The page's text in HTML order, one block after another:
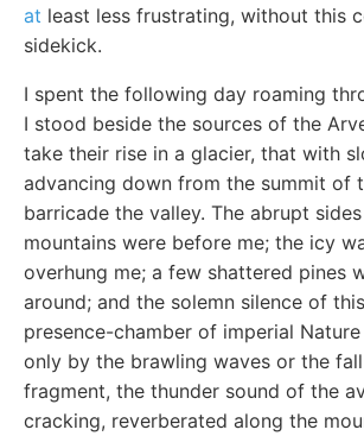
at least less frustrating, without this
sidekick.
I spent the following day roaming
I stood beside the sources of the
take their rise in a glacier, that with
advancing down from the summit of
barricade the valley. The abrupt
mountains were before me; the icy
overhung me; a few shattered pines
around; and the solemn silence of
presence-chamber of imperial
only by the brawling waves or the
fragment, the thunder sound of the
cracking, reverberated along the